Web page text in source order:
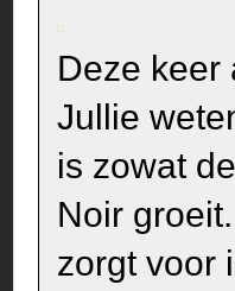
Deze keer
Jullie
is zowat
Noir
zorgt voor